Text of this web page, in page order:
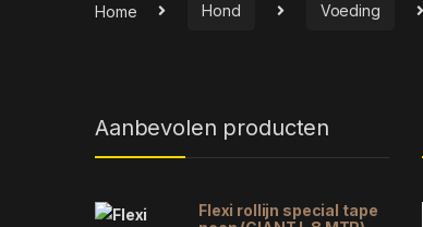
Home Hond Voeding
Aanbevolen producten
Flexi rollijn special tape